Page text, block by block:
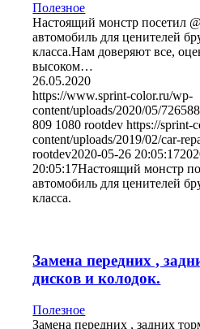
Полезное
Настоящий монстр посетил
автомобиль для ценителей
класса.Нам доверяют все,
высоком…
26.05.2020
https://www.sprint-color.ru/wp-
content/uploads/2020/05/
809 1080 rootdev https://sprint-
content/uploads/2019/02/car-
rootdev2020-05-26 20:05:17
20:05:17Настоящий монстр
автомобиль для ценителей
класса.
Замена передних ,
дисков и колодок.
Полезное
Замена передних , задних